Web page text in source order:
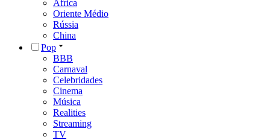
África
Oriente Médio
Rússia
China
Pop
BBB
Carnaval
Celebridades
Cinema
Música
Realities
Streaming
TV